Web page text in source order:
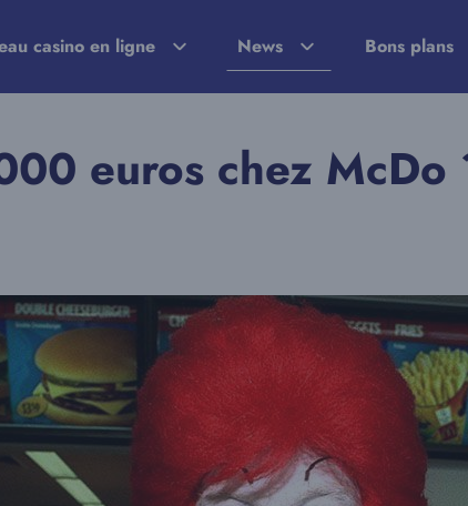
casino en ligne News Bons plans
euros chez McDo